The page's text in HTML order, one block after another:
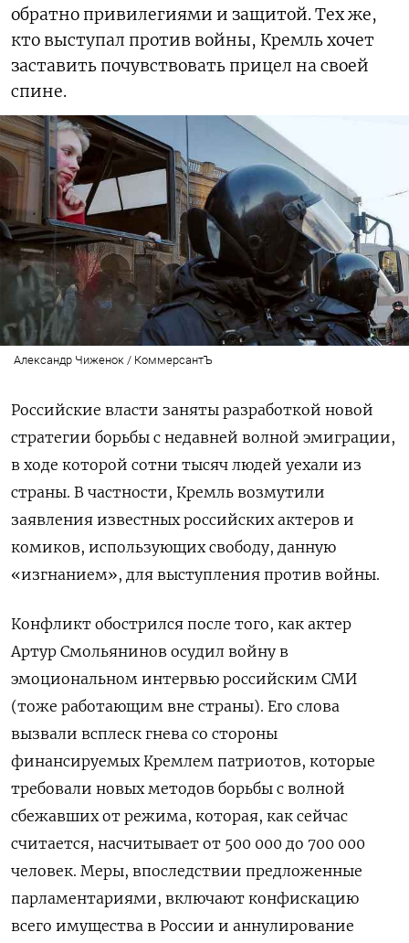
обратно привилегиями и защитой. Тех же,
кто выступал против войны, Кремль хочет
заставить почувствовать прицел на своей
спине.
Александр Чиженок / КоммерсантЪ
Российские власти заняты разработкой новой
стратегии борьбы с недавней волной эмиграции,
в ходе которой сотни тысяч людей уехали из
страны. В частности, Кремль возмутили
заявления известных российских актеров и
комиков, использующих свободу, данную
«изгнанием», для выступления против войны.
Конфликт обострился после того, как актер
Артур Смольянинов осудил войну в
эмоциональном интервью российским СМИ
(тоже работающим вне страны). Его слова
вызвали всплеск гнева со стороны
финансируемых Кремлем патриотов, которые
требовали новых методов борьбы с волной
сбежавших от режима, которая, как сейчас
считается, насчитывает от 500 000 до 700 000
человек. Меры, впоследствии предложенные
парламентариями, включают конфискацию
всего имущества в России и аннулирование